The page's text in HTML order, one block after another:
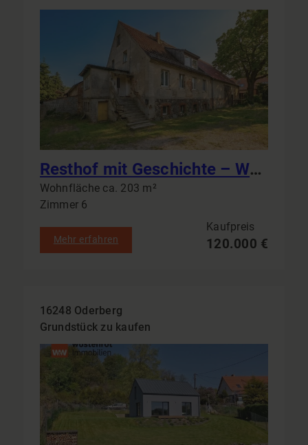
Resthof mit Geschichte – Wohnhaus, Scheunen und Stallgebäude auf großzügigem Grundstück
Wohnfläche ca. 203 m²
Zimmer 6
Mehr erfahren
Kaufpreis
120.000 €
16248 Oderberg
Grundstück zu kaufen